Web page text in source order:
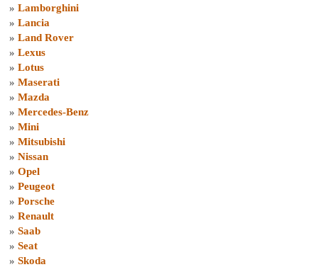
» Lamborghini
» Lancia
» Land Rover
» Lexus
» Lotus
» Maserati
» Mazda
» Mercedes-Benz
» Mini
» Mitsubishi
» Nissan
» Opel
» Peugeot
» Porsche
» Renault
» Saab
» Seat
» Skoda